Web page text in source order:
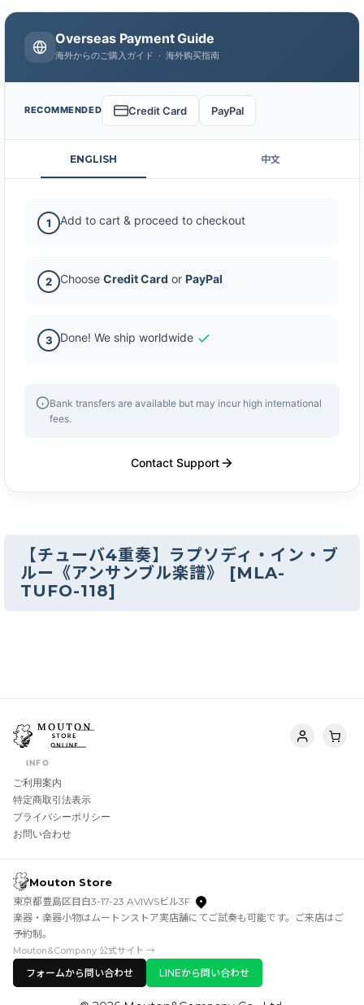
【チューバ4重奏】ラプソディ・イン・ブ
ルー《アンサンブル楽譜》
[MLA-
TUFO-118]
Overseas Payment Guide
海外からのご購入ガイド · 海外购买指南
RECOMMENDED Credit Card PayPal
ENGLISH 中文
1 Add to cart & proceed to checkout
2 Choose Credit Card or PayPal
3 Done! We ship worldwide
Bank transfers are available but may incur high international
fees.
Contact Support
INFO
ご利用案内
特定商取引法表示
プライバシーポリシー
お問い合わせ
Mouton Store
東京都豊島区目白3-17-23 AVIWSビル3F
楽器・楽器小物はムートンストア実店舗にてご試奏も可能です。ご来店はご
予約制。
Mouton&Company 公式サイト →
フォームから問い合わせ LINEから問い合わせ